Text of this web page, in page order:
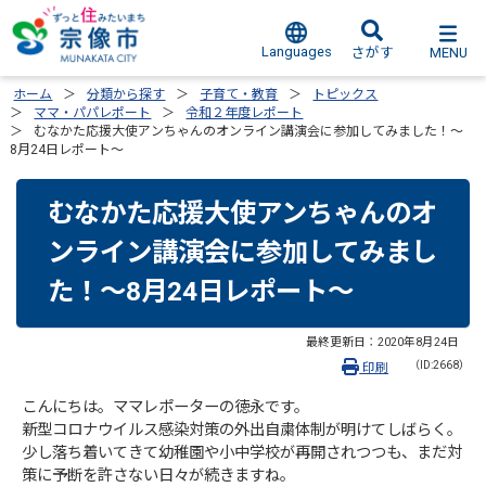
Languages さがす MENU
ホーム 分類から探す 子育て・教育
トピックス
ママ・パパレポート
令和２年度レポート
むなかた応援大使アンちゃんのオンライン講演会に参加してみました！～
8月24日レポート～
むなかた応援大使アンちゃんのオ
ンライン講演会に参加してみまし
た！～8月24日レポート～
最終更新日： 2020年8月24日
（ID:2668）
印刷
こんにちは。ママレポーターの徳永です。
新型コロナウイルス感染対策の外出自粛体制が明けてしばらく。
少し落ち着いてきて幼稚園や小中学校が再開されつつも、まだ対
策に予断を許さない日々が続きますね。